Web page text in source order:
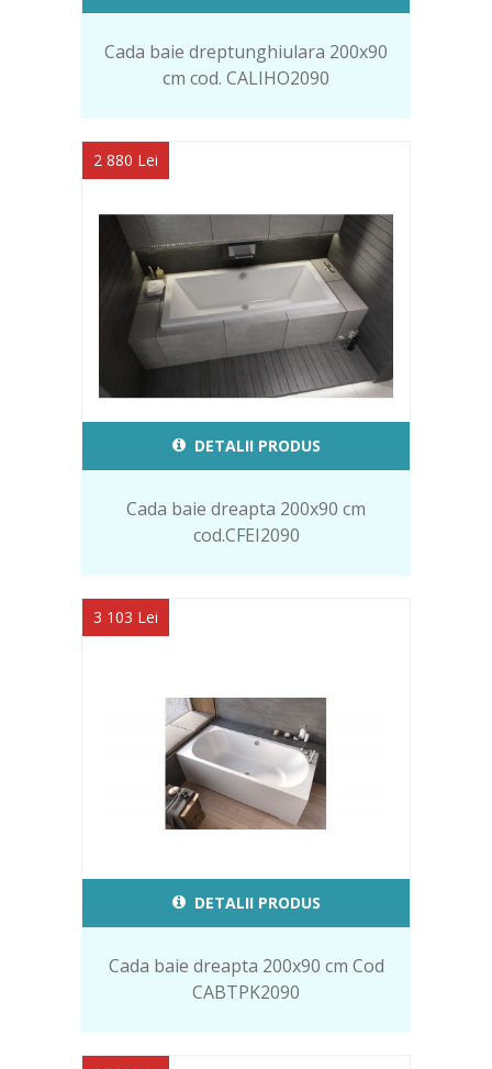
Cada baie dreptunghiulara 200x90
cm cod. CALIHO2090
2 880 Lei
DETALII PRODUS
Cada baie dreapta 200x90 cm
cod.CFEI2090
3 103 Lei
DETALII PRODUS
Cada baie dreapta 200x90 cm Cod
CABTPK2090